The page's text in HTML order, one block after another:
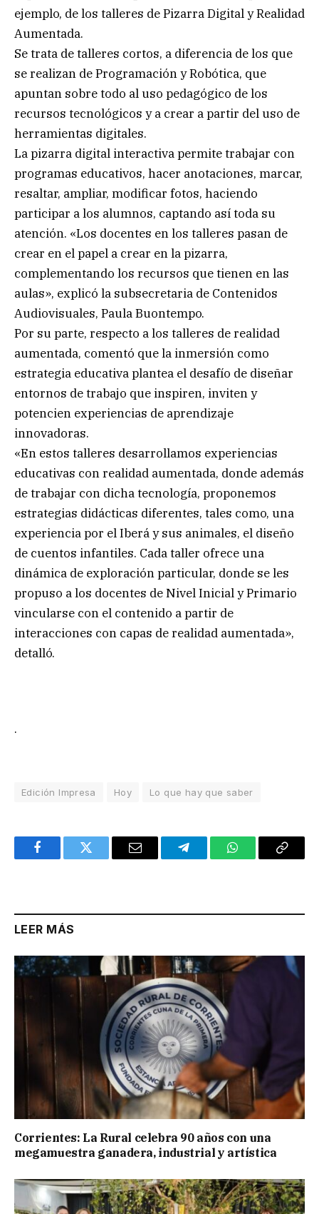
ejemplo, de los talleres de Pizarra Digital y Realidad
Aumentada.
Se trata de talleres cortos, a diferencia de los que
se realizan de Programación y Robótica, que
apuntan sobre todo al uso pedagógico de los
recursos tecnológicos y a crear a partir del uso de
herramientas digitales.
La pizarra digital interactiva permite trabajar con
programas educativos, hacer anotaciones, marcar,
resaltar, ampliar, modificar fotos, haciendo
participar a los alumnos, captando así toda su
atención. «Los docentes en los talleres pasan de
crear en el papel a crear en la pizarra,
complementando los recursos que tienen en las
aulas», explicó la subsecretaria de Contenidos
Audiovisuales, Paula Buontempo.
Por su parte, respecto a los talleres de realidad
aumentada, comentó que la inmersión como
estrategia educativa plantea el desafío de diseñar
entornos de trabajo que inspiren, inviten y
potencien experiencias de aprendizaje
innovadoras.
«En estos talleres desarrollamos experiencias
educativas con realidad aumentada, donde además
de trabajar con dicha tecnología, proponemos
estrategias didácticas diferentes, tales como, una
experiencia por el Iberá y sus animales, el diseño
de cuentos infantiles. Cada taller ofrece una
dinámica de exploración particular, donde se les
propuso a los docentes de Nivel Inicial y Primario
vincularse con el contenido a partir de
interacciones con capas de realidad aumentada»,
detalló.
.
Edición Impresa Hoy Lo que hay que saber
FacebookTwitter Email TelegramWhatsAppCopy
LEER MÁS
Corrientes: La Rural celebra 90 años con una
megamuestra ganadera, industrial y artística